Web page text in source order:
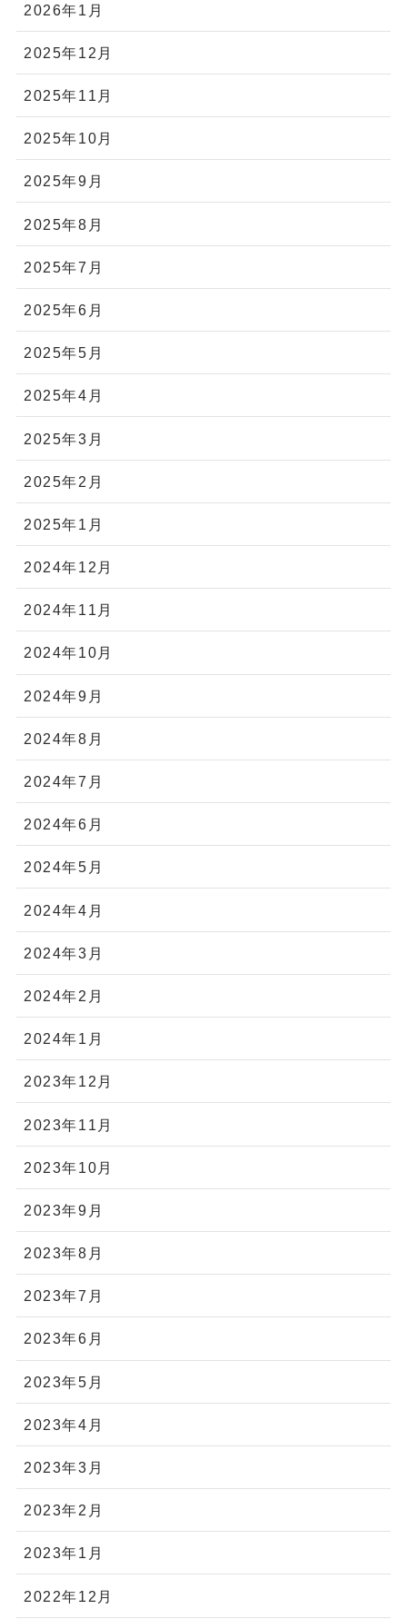
2026年1月
2025年12月
2025年11月
2025年10月
2025年9月
2025年8月
2025年7月
2025年6月
2025年5月
2025年4月
2025年3月
2025年2月
2025年1月
2024年12月
2024年11月
2024年10月
2024年9月
2024年8月
2024年7月
2024年6月
2024年5月
2024年4月
2024年3月
2024年2月
2024年1月
2023年12月
2023年11月
2023年10月
2023年9月
2023年8月
2023年7月
2023年6月
2023年5月
2023年4月
2023年3月
2023年2月
2023年1月
2022年12月